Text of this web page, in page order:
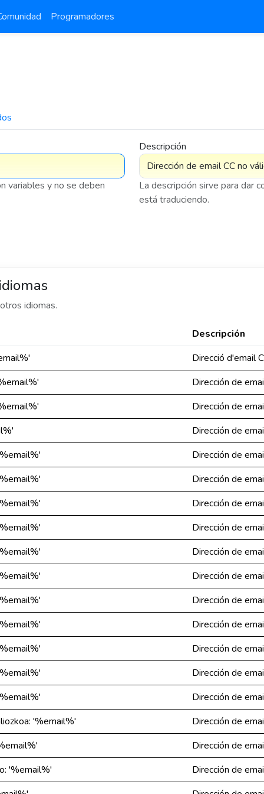
Programadores
variables y no se deben
Descripción
La descripción sirve para dar
está traduciendo.
idiomas.
Descripción
Direcció d'email
Dirección de
Dirección de
Dirección de
Dirección de
Dirección de
Dirección de
Dirección de
Dirección de
Dirección de
Dirección de
Dirección de
Dirección de
Dirección de
Dirección de
'%email%'
Dirección de
Dirección de
'%email%'
Dirección de